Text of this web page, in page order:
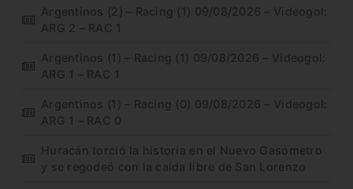
Argentinos (2) – Racing (1) 09/08/2026 – Videogol:
ARG 2 – RAC 1
Argentinos (1) – Racing (1) 09/08/2026 – Videogol:
ARG 1 – RAC 1
Argentinos (1) – Racing (0) 09/08/2026 – Videogol:
ARG 1 – RAC 0
Huracán torció la historia en el Nuevo Gasómetro
y se regodeó con la caída libre de San Lorenzo